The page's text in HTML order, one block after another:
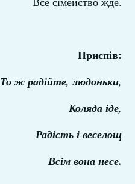
Приспів:
То ж радійте, людоньки,
Коляда іде,
Радість і веселощ
Всім вона несе.